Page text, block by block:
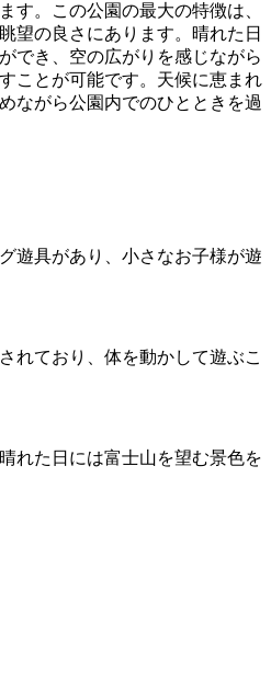
す。この公園の最大の特徴は、
望の良さにあります。晴れた日
でき、空の広がりを感じながら
ことが可能です。天候に恵まれ
ながら公園内でのひとときを過
遊具があり、小さなお子様が遊
れており、体を動かして遊ぶこ
れた日には富士山を望む景色を